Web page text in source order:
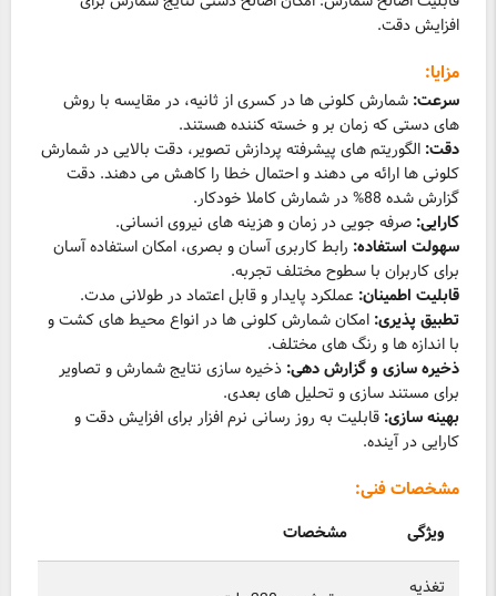
افزایش دقت.
مزایا:
سرعت: شمارش کلونی ها در کسری از ثانیه، در مقایسه با روش
های دستی که زمان بر و خسته کننده هستند.
دقت: الگوریتم های پیشرفته پردازش تصویر، دقت بالایی در شمارش
کلونی ها ارائه می دهند و احتمال خطا را کاهش می دهند. دقت
گزارش شده 88% در شمارش کاملا خودکار.
کارایی: صرفه جویی در زمان و هزینه های نیروی انسانی.
سهولت استفاده: رابط کاربری آسان و بصری، امکان استفاده آسان
برای کاربران با سطوح مختلف تجربه.
قابلیت اطمینان: عملکرد پایدار و قابل اعتماد در طولانی مدت.
تطبیق پذیری: امکان شمارش کلونی ها در انواع محیط های کشت و
با اندازه ها و رنگ های مختلف.
ذخیره سازی و گزارش دهی: ذخیره سازی نتایج شمارش و تصاویر
برای مستند سازی و تحلیل های بعدی.
بهینه سازی: قابلیت به روز رسانی نرم افزار برای افزایش دقت و
کارایی در آینده.
مشخصات فنی:
ویژگی مشخصات
تغذیه